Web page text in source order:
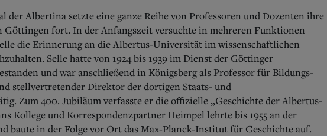
der Albertina setzte eine ganze Reihe von Professoren und Dozenten ihre
Göttingen fort. In der Anfangszeit versuchte in mehreren Funktionen
die Erinnerung an die Albertus-Universität im wissenschaftlichen
Selle hatte von 1924 bis 1939 im Dienst der Göttinger
und war anschließend in Königsberg als Professor für Bildungs-
stellvertretender Direktor der dortigen Staats- und
Zum 400. Jubiläum verfasste er die offizielle „Geschichte der Albertus-
Kollege und Korrespondenzpartner Heimpel lehrte bis 1955 an der
baute in der Folge vor Ort das Max-Planck-Institut für Geschichte auf.